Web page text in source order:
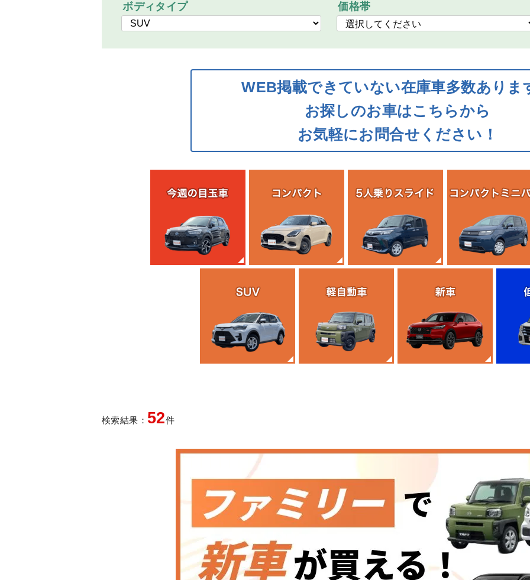
ボディタイプ 価格帯
WEB掲載できていない在庫車多数ありま
お探しのお車はこちらから
お気軽にお問合せください！
検索結果： 52件